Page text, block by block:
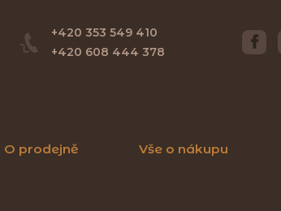
+420 353 549 410
+420 608 444 378
O prodejně Vše o nákupu